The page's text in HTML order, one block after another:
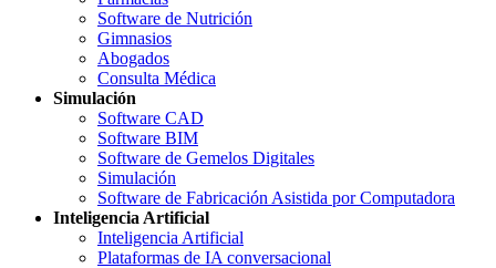
Software de Nutrición
Gimnasios
Abogados
Consulta Médica
Simulación
Software CAD
Software BIM
Software de Gemelos Digitales
Simulación
Software de Fabricación Asistida por Computadora
Inteligencia Artificial
Inteligencia Artificial
Plataformas de IA conversacional